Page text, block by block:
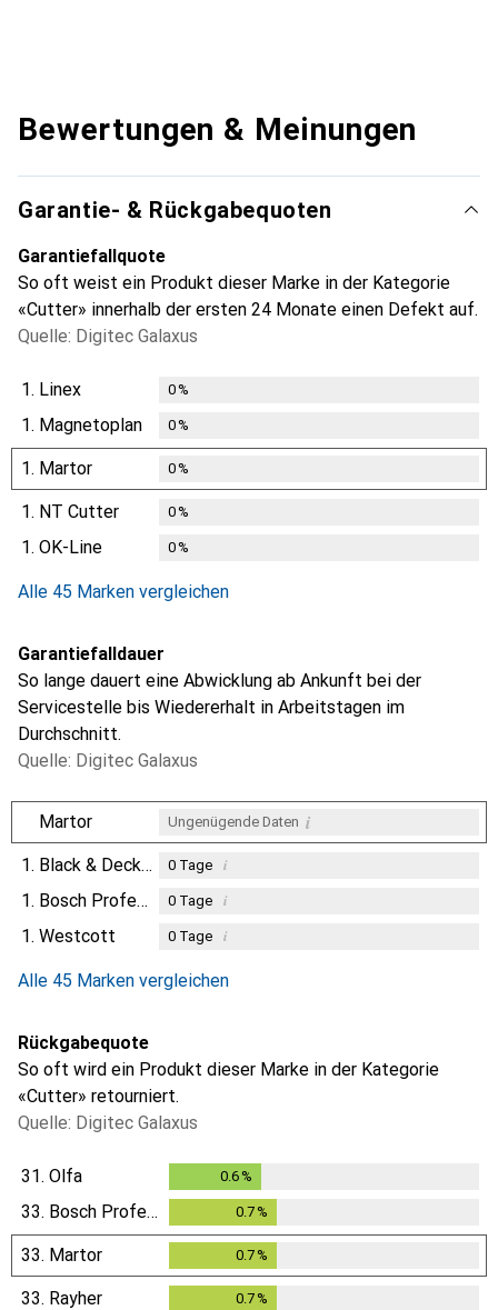
Bewertungen & Meinungen
Garantie- & Rückgabequoten
Garantiefallquote
So oft weist ein Produkt dieser Marke in der Kategorie
«Cutter» innerhalb der ersten 24 Monate einen Defekt auf.
Quelle: Digitec Galaxus
1. Linex 0%
1. Magnetoplan 0%
1. Martor 0%
1. NT Cutter 0%
1. OK-Line 0%
Alle 45 Marken vergleichen
Garantiefalldauer
So lange dauert eine Abwicklung ab Ankunft bei der
Servicestelle bis Wiedererhalt in Arbeitstagen im
Durchschnitt.
Quelle: Digitec Galaxus
Martor Ungenügende Daten i
1. Black & Decker 0Tage i
1. Bosch Professional 0Tage i
1. Westcott 0Tage i
Alle 45 Marken vergleichen
Rückgabequote
So oft wird ein Produkt dieser Marke in der Kategorie
«Cutter» retourniert.
Quelle: Digitec Galaxus
31. Olfa 0.6 %
33. Bosch Professional 0.7 %
33. Martor 0.7 %
33. Rayher 0.7 %